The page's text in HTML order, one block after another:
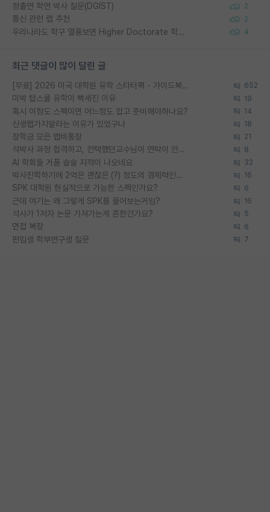
정출연 학연 박사 질문(DGIST) 2
통신 관련 랩 추천 2
우리나라도 학구 열풍보면 Higher Doctorate 학위가 필요하다고 봅니다. 4
최근 댓글이 많이 달린 글
[무료] 2026 미국 대학원 유학 스타터팩 - 가이드북 & 합격자 컨택메일 템플릿 652
미박 탑스쿨 유학이 빡세진 이유 19
혹시 이정도 스펙이면 어느정도 잡고 준비해야하나요? 14
신생랩가지말라는 이유가 있었구나 18
장학금 모은 랩비통장 21
석박사 과정 합격하고, 컨택했던교수님이 연락이 안됩니다... 8
AI 학회들 거품 슬슬 지적이 나오네요 32
박사진학하기에 2억은 괜찮은 (?) 정도의 경제력인가요 16
SPK 대학원 현실적으로 가능한 스펙인가요? 6
근데 여기는 왜 그렇게 SPK를 물어보는거임? 16
석사가 1저자 논문 가져가는게 흔한건가요? 5
면접 복장 6
편입생 학부연구생 질문 7